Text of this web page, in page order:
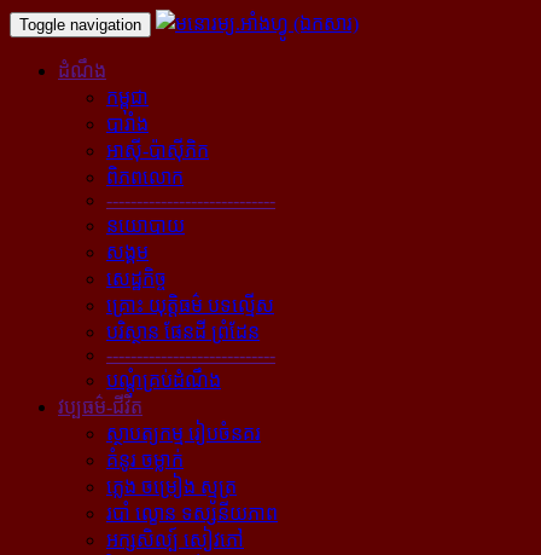
Toggle navigation
ដំណឹង
កម្ពុជា
បារាំង
អាស៊ី-ប៉ាស៊ីភិក
ពិភពលោក
----------------------------
នយោបាយ
សង្គម
សេដ្ឋកិច្ច
គ្រោះ យុត្តិធម៌ បទល្មើស
បរិស្ថាន ផែនដី ព្រំដែន
----------------------------
បណ្ដុំគ្រប់ដំណឹង
វប្បធម៌-ជីវិត
ស្ថាបត្យកម្ម រៀបចំនគរ
គំនូរ ចម្លាក់
ភ្លេង ចម្រៀង ស្មូត្រ
របាំ ល្ខោន ទស្សនីយភាព
អក្សសិល្ប៍ សៀវភៅ